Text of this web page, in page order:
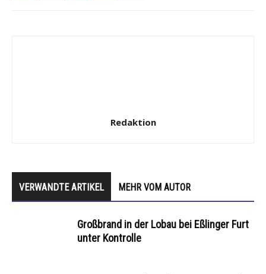
Redaktion
VERWANDTE ARTIKEL MEHR VOM AUTOR
Großbrand in der Lobau bei Eßlinger Furt
unter Kontrolle